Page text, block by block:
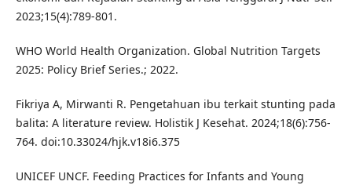
2023;15(4):789-801.
WHO World Health Organization. Global Nutrition Targets
2025: Policy Brief Series.; 2022.
Fikriya A, Mirwanti R. Pengetahuan ibu terkait stunting pada
balita: A literature review. Holistik J Kesehat. 2024;18(6):756-
764. doi:10.33024/hjk.v18i6.375
UNICEF UNCF. Feeding Practices for Infants and Young